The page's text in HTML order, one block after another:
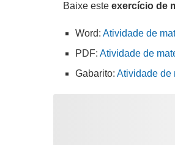
Baixe este exercício de
Word: Atividade de
PDF: Atividade de
Gabarito: Atividade de